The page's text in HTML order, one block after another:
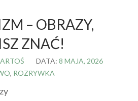
– OBRAZY,
ZNAĆ!
DATA: 8 MAJA, 2026
, ROZRYWKA